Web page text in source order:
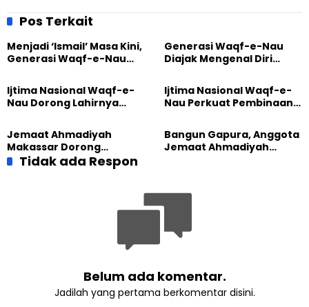
Pos Terkait
Menjadi ‘Ismail’ Masa Kini,
Generasi Waqf-e-Nau
Pengabdian
Generasi Waqf-e-Nau
Diajak Mengenal Diri
Dunia
Ijtima Nasional Waqf-e-
Nau Dorong Lahirnya
Ijtima Nasional Waqf-e-
Nau Perkuat Pembinaan
Jemaat Ahmadiyah
Makassar Dorong
Kesadaran Lingkungan
Lewat Edukasi Ekoteologi
Bangun Gapura, Anggota
Jemaat Ahmadiyah
Tidak ada Respon
Belum ada komentar.
Jadilah yang pertama berkomentar disini.